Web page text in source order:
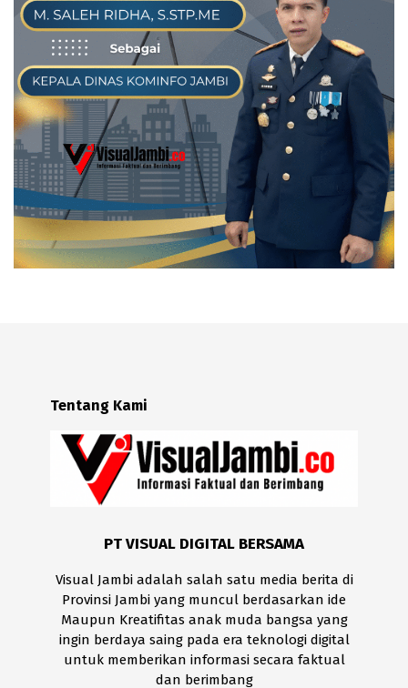
Tentang Kami
PT VISUAL DIGITAL BERSAMA
Visual Jambi adalah salah satu media berita di
Provinsi Jambi yang muncul berdasarkan ide
Maupun Kreatifitas anak muda bangsa yang
ingin berdaya saing pada era teknologi digital
untuk memberikan informasi secara faktual
dan berimbang